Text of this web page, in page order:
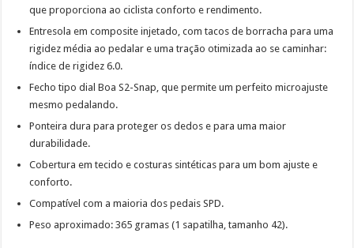
que proporciona ao ciclista conforto e rendimento.
Entresola em composite injetado, com tacos de borracha para uma
rigidez média ao pedalar e uma tração otimizada ao se caminhar:
índice de rigidez 6.0.
Fecho tipo dial Boa S2-Snap, que permite um perfeito microajuste
mesmo pedalando.
Ponteira dura para proteger os dedos e para uma maior
durabilidade.
Cobertura em tecido e costuras sintéticas para um bom ajuste e
conforto.
Compatível com a maioria dos pedais SPD.
Peso aproximado: 365 gramas (1 sapatilha, tamanho 42).